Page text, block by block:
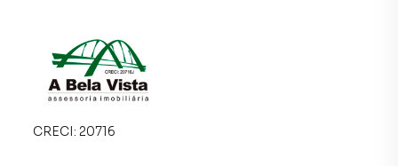
CRECI: 20716